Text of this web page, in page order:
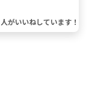
人がいいねしています！